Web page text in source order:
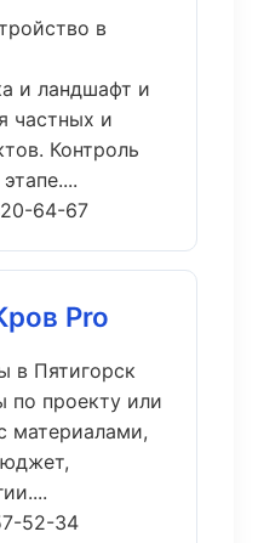
в
и ландшафт и
частных и
Контроль
64-67
Pro
в Пятигорск
по проекту или
материалами,
52-34